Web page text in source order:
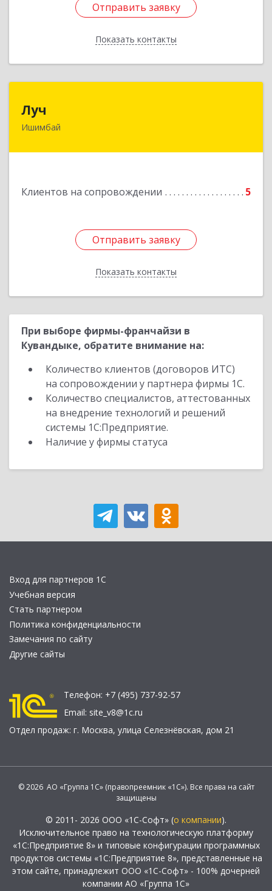
Отправить заявку
Показать контакты
Отправить заявку
Назад
Луч
Ишимбай
Клиентов на сопровождении 5
Отправить заявку
Показать контакты
453215, Башкортостан Респ, Ишимбайский р-н,
Отправить заявку
Назад
При выборе фирмы-франчайзи в
Кувандыке, обратите внимание на:
Количество клиентов (договоров ИТС)
на сопровождении у партнера фирмы 1С.
Количество специалистов, аттестованных
на внедрение технологий и решений
системы 1С:Предприятие.
Наличие у фирмы статуса
Вход для партнеров 1С
Учебная версия
Стать партнером
Политика конфиденциальности
Замечания по сайту
Другие сайты
Телефон: +7 (495) 737-92-57
Email: site_v8@1c.ru
Отдел продаж: г. Москва, улица Селезнёвская, дом 21
© 2026 АО «Группа 1С» (правопреемник «1С»). Все права на сайт
защищены
© 2011- 2026 ООО «1С-Софт» (о компании).
Исключительное право на технологическую платформу
«1С:Предприятие 8» и типовые конфигурации программных
продуктов системы «1С:Предприятие 8», представленные на
этом сайте, принадлежит ООО «1С-Софт» - 100% дочерней
компании АО «Группа 1С»